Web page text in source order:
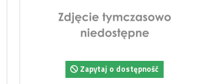
Zapytaj o dostępność